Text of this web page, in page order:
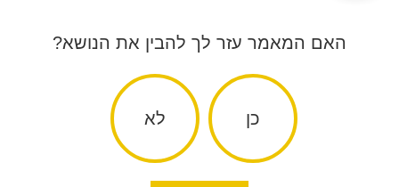
האם המאמר עזר לך להבין את הנושא?
כן לא